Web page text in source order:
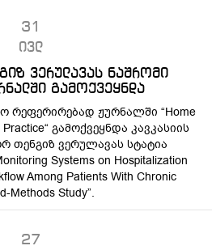
31
ივლ
ვერულავას ნაშრომი
გამოქვეყნდა
რეფერირებად ჟურნალში “Home
გამოქვეყნდა კავკასიის
თენგიზ ვერულავას სტატია
Systems on Hospitalization
Among Patients With Chronic
Methods Study”.
27